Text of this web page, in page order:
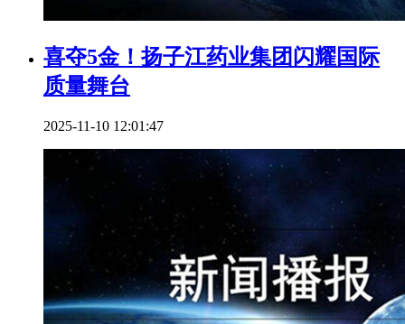
喜夺5金！扬子江药业集团闪耀国际
质量舞台
2025-11-10 12:01:47